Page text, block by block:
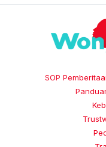
SOP